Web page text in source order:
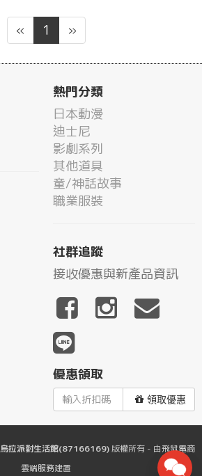
« 1 »
熱門分類
日本動漫
迪士尼
影劇系列
其他道具
童/神話故事
職業服裝
社群追蹤
接收優惠與新產品資訊
優惠領取
領取優惠
烏拉派對生活館(87166169)版權所有 - 由飛鼠電商
雲端服務建置